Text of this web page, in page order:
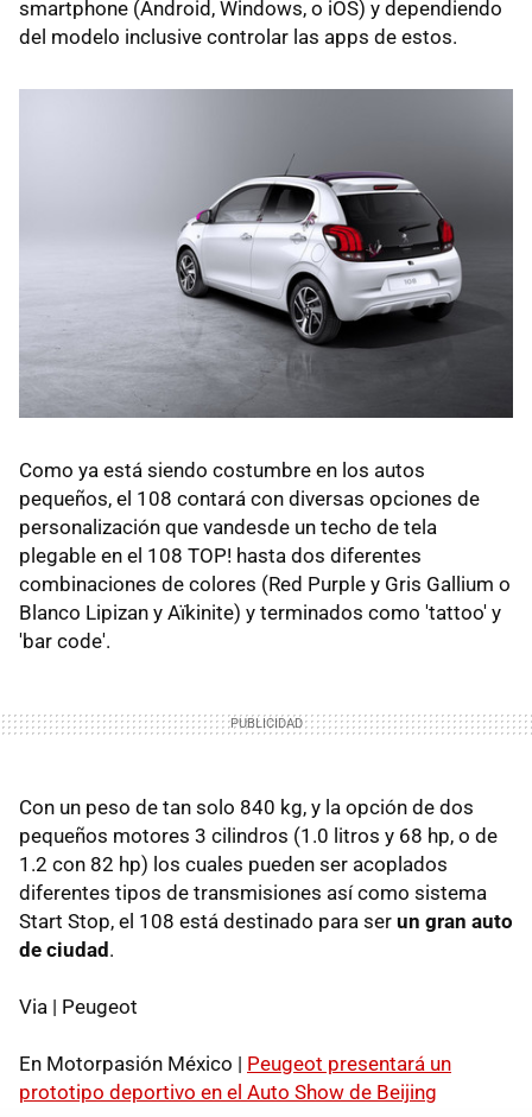
smartphone (Android, Windows, o iOS) y dependiendo
del modelo inclusive controlar las apps de estos.
Como ya está siendo costumbre en los autos
pequeños, el 108 contará con diversas opciones de
personalización que vandesde un techo de tela
plegable en el 108 TOP! hasta dos diferentes
combinaciones de colores (Red Purple y Gris Gallium o
Blanco Lipizan y Aïkinite) y terminados como 'tattoo' y
'bar code'.
Con un peso de tan solo 840 kg, y la opción de dos
pequeños motores 3 cilindros (1.0 litros y 68 hp, o de
1.2 con 82 hp) los cuales pueden ser acoplados
diferentes tipos de transmisiones así como sistema
Start Stop, el 108 está destinado para ser un gran auto
de ciudad.
Via | Peugeot
En Motorpasión México | Peugeot presentará un
prototipo deportivo en el Auto Show de Beijing